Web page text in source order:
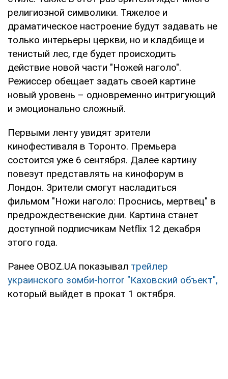
религиозной символики. Тяжелое и
драматическое настроение будут задавать не
только интерьеры церкви, но и кладбище и
тенистый лес, где будет происходить
действие новой части "Ножей наголо".
Режиссер обещает задать своей картине
новый уровень – одновременно интригующий
и эмоционально сложный.
Первыми ленту увидят зрители
кинофестиваля в Торонто. Премьера
состоится уже 6 сентября. Далее картину
повезут представлять на кинофорум в
Лондон. Зрители смогут насладиться
фильмом "Ножи наголо: Проснись, мертвец" в
предрождественские дни. Картина станет
доступной подписчикам Netflix 12 декабря
этого года.
Ранее OBOZ.UA показывал трейлер
украинского зомби-horror "Каховский объект",
который выйдет в прокат 1 октября.